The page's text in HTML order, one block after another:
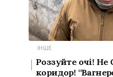
ІНШЕ
Роззуйте очі!
коридор!